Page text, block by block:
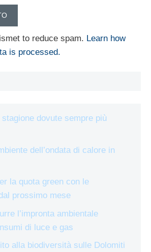
to reduce spam. Learn how
is processed.
dovute sempre più
dell’ondata di calore in
la quota green con le
prossimo mese
l’impronta ambientale
di luce e gas
alla biodiversità sulle Dolomiti